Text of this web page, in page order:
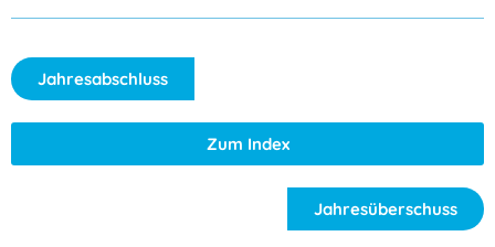
Jahresabschluss
Zum Index
Jahresüberschuss